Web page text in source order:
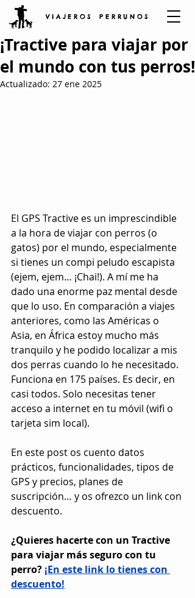
V I A J E R O S P E R R U N O S
¡Tractive para viajar por
el mundo con tus perros!
Actualizado: 27 ene 2025
El GPS Tractive es un imprescindible
a la hora de viajar con perros (o
gatos) por el mundo, especialmente
si tienes un compi peludo escapista
(ejem, ejem… ¡Chai!). A mí me ha
dado una enorme paz mental desde
que lo uso. En comparación a viajes
anteriores, como las Américas o
Asia, en África estoy mucho más
tranquilo y he podido localizar a mis
dos perras cuando lo he necesitado.
Funciona en 175 países. Es decir, en
casi todos. Solo necesitas tener
acceso a internet en tu móvil (wifi o
tarjeta sim local).
En este post os cuento datos
prácticos, funcionalidades, tipos de
GPS y precios, planes de
suscripción… y os ofrezco un link con
descuento.
¿Quieres hacerte con un Tractive
para viajar más seguro con tu
perro? ¡En este link lo tienes con
descuento!